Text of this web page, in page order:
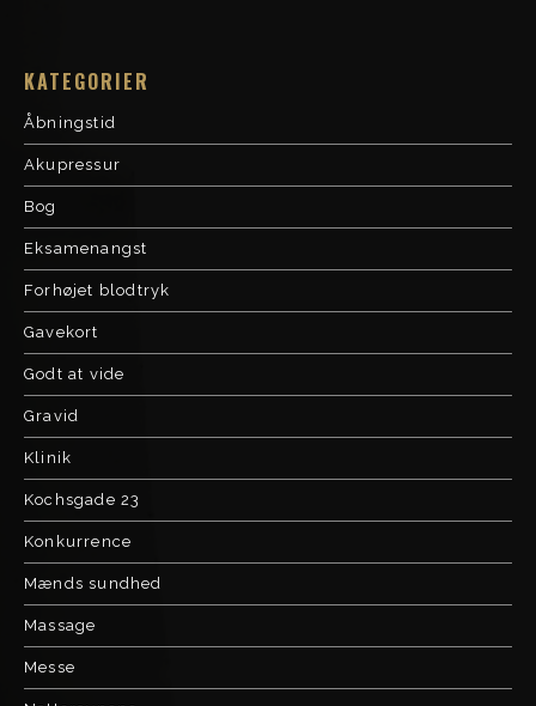
KATEGORIER
Åbningstid
Akupressur
Bog
Eksamenangst
Forhøjet blodtryk
Gavekort
Godt at vide
Gravid
Klinik
Kochsgade 23
Konkurrence
Mænds sundhed
Massage
Messe